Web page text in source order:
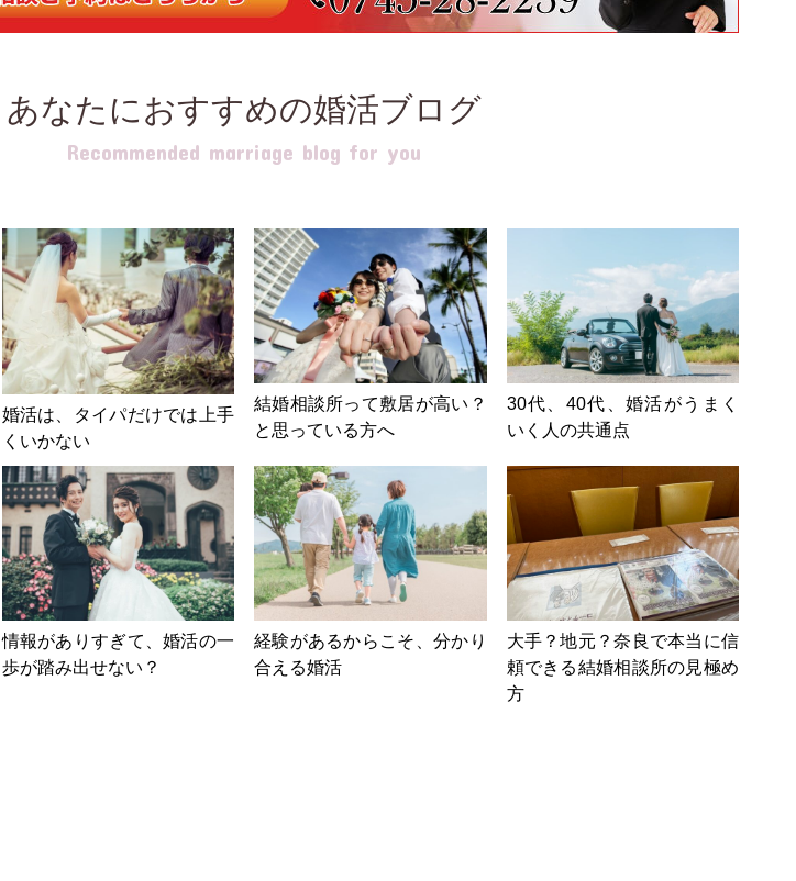
あなたにおすすめの婚活ブログ
Recommended marriage blog for you
婚活は、タイパだけでは上手
くいかない
結婚相談所って敷居が高い？
と思っている方へ
30代、40代、婚活がうまく
いく人の共通点
情報がありすぎて、婚活の一
歩が踏み出せない？
経験があるからこそ、分かり
合える婚活
大手？地元？奈良で本当に信
頼できる結婚相談所の見極め
方